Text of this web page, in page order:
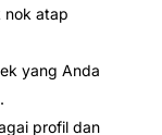
nok atap
yang Anda
profil dan